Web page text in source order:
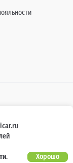
цветовой
сроках и условиях
информационный
офертой,
кодекса
обращайтесь к
.
Хорошо